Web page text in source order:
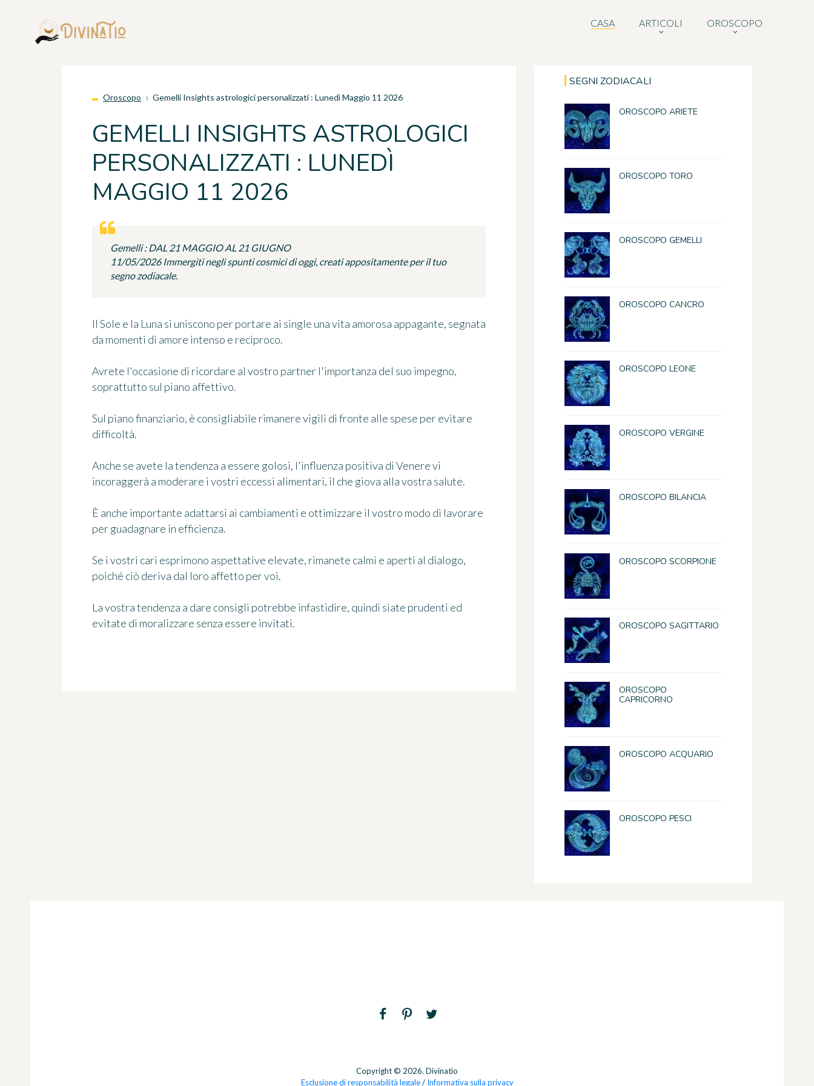
CASA ARTICOLI OROSCOPO
Oroscopo Gemelli Insights astrologici personalizzati : Lunedì Maggio 11 2026
GEMELLI INSIGHTS ASTROLOGICI
PERSONALIZZATI : LUNEDÌ
MAGGIO 11 2026
Gemelli : DAL 21 MAGGIO AL 21 GIUGNO
11/05/2026 Immergiti negli spunti cosmici di oggi, creati appositamente per il tuo
segno zodiacale.
Il Sole e la Luna si uniscono per portare ai single una vita amorosa appagante, segnata
da momenti di amore intenso e reciproco.
Avrete l'occasione di ricordare al vostro partner l'importanza del suo impegno,
soprattutto sul piano affettivo.
Sul piano finanziario, è consigliabile rimanere vigili di fronte alle spese per evitare
difficoltà.
Anche se avete la tendenza a essere golosi, l'influenza positiva di Venere vi
incoraggerà a moderare i vostri eccessi alimentari, il che giova alla vostra salute.
È anche importante adattarsi ai cambiamenti e ottimizzare il vostro modo di lavorare
per guadagnare in efficienza.
Se i vostri cari esprimono aspettative elevate, rimanete calmi e aperti al dialogo,
poiché ciò deriva dal loro affetto per voi.
La vostra tendenza a dare consigli potrebbe infastidire, quindi siate prudenti ed
evitate di moralizzare senza essere invitati.
SEGNI ZODIACALI
OROSCOPO ARIETE
OROSCOPO TORO
OROSCOPO GEMELLI
OROSCOPO CANCRO
OROSCOPO LEONE
OROSCOPO VERGINE
OROSCOPO BILANCIA
OROSCOPO SCORPIONE
OROSCOPO SAGITTARIO
OROSCOPO
CAPRICORNO
OROSCOPO ACQUARIO
OROSCOPO PESCI
Copyright © 2026. Divinatio
Esclusione di responsabilità legale/ Informativa sulla privacy